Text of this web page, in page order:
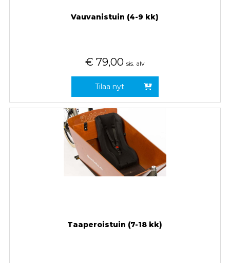
Vauvanistuin (4-9 kk)
€ 79,00 sis. alv
Tilaa nyt
Taaperoistuin (7-18 kk)